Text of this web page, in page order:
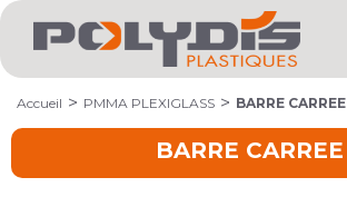
Accueil PMMA PLEXIGLASS BARRE CARREE
BARRE CARREE